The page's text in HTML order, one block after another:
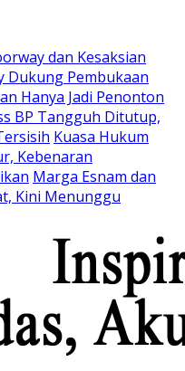
dan Kesaksian
Dukung Pembukaan
Hanya Jadi Penonton
BP Tangguh Ditutup,
Kuasa Hukum
Kebenaran
Marga Esnam dan
Kini Menunggu